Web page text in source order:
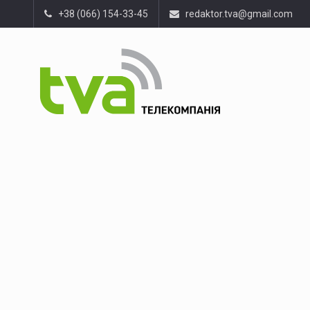
+38 (066) 154-33-45 redaktor.tva@gmail.com